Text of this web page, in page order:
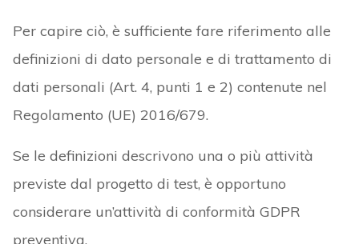
Per capire ciò, è sufficiente fare riferimento alle
definizioni di dato personale e di trattamento di
dati personali (Art. 4, punti 1 e 2) contenute nel
Regolamento (UE) 2016/679.
Se le definizioni descrivono una o più attività
previste dal progetto di test, è opportuno
considerare un’attività di conformità GDPR
preventiva.